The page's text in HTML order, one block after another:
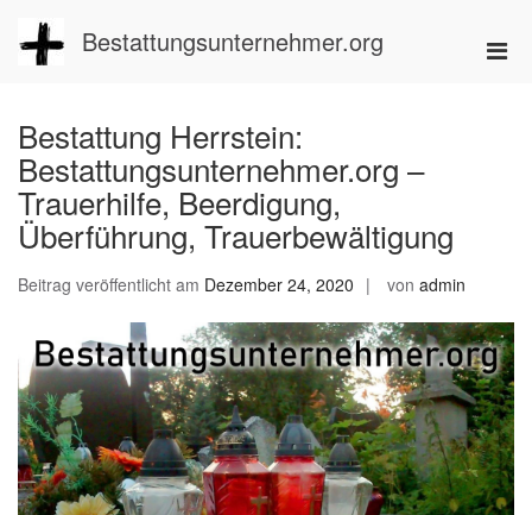
Inhalt
springen
Bestattungsunternehmer.org
Bestattung Herrstein:
Bestattungsunternehmer.org –
Trauerhilfe, Beerdigung,
Überführung, Trauerbewältigung
Beitrag veröffentlicht am Dezember 24, 2020 von admin